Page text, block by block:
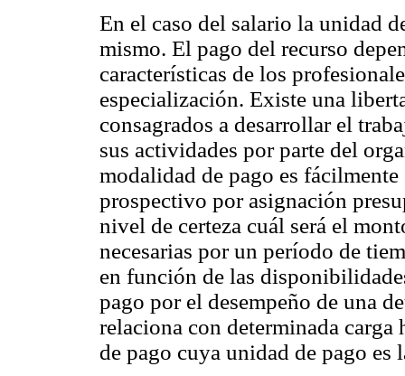
En el caso del salario la unidad
mismo. El pago del recurso
características de los
especialización. Existe una
consagrados a desarrollar el
sus actividades por parte del
modalidad de pago es
prospectivo por asignación
nivel de certeza cuál será el
necesarias por un período de
en función de las
pago por el desempeño de una
relaciona con determinada carga
de pago cuya unidad de pago es